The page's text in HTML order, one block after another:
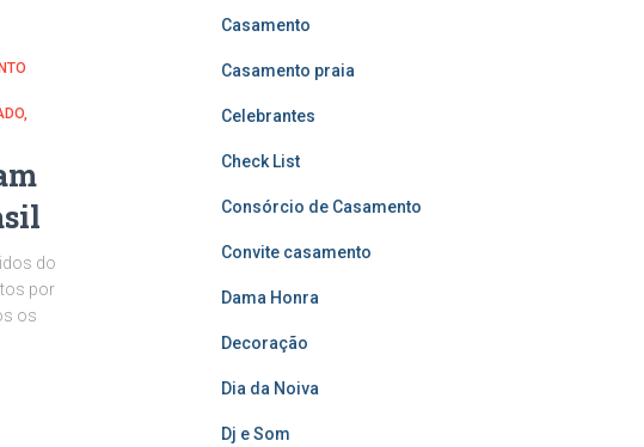
do
por
os
Casamento
Casamento praia
Celebrantes
Check List
Consórcio de Casamento
Convite casamento
Dama Honra
Decoração
Dia da Noiva
Dj e Som